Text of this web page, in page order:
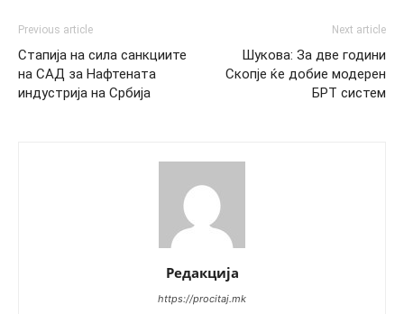
Previous article
Стапија на сила санкциите
на САД за Нафтената
индустрија на Србија
Next article
Шукова: За две години
Скопје ќе добие модерен
БРТ систем
Редакција
https://procitaj.mk